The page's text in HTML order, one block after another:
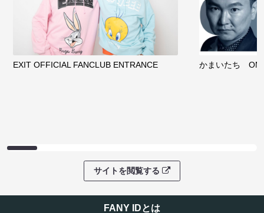
EXIT OFFICIAL FANCLUB ENTRANCE かまいたち
サイトを閲覧する
FANY IDとは